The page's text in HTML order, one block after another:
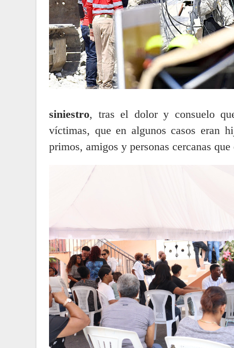
siniestro, tras el dolor y consuelo
víctimas, que en algunos casos eran
primos, amigos y personas cercanas